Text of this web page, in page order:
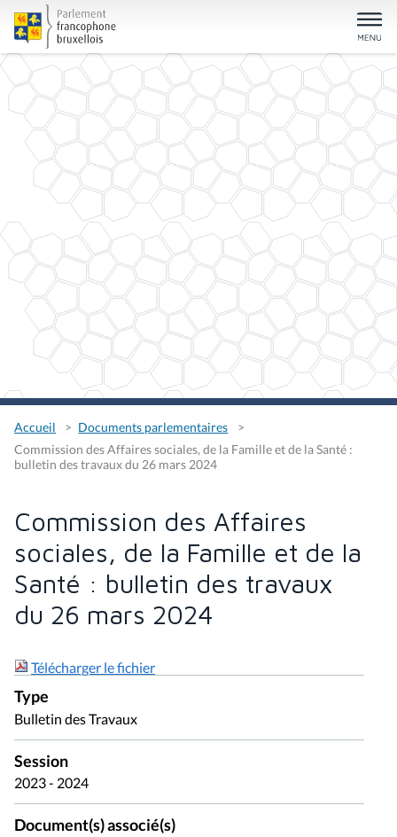
Accueil
Documents parlementaires
Commission des Affaires sociales, de la Famille et de la Santé :
bulletin des travaux du 26 mars 2024
Commission des Affaires
sociales, de la Famille et de la
Santé : bulletin des travaux
du 26 mars 2024
Télécharger le fichier
Type
Bulletin des Travaux
Session
2023 - 2024
Document(s) associé(s)